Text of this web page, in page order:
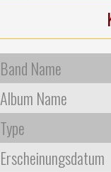
Band Name
Album Name
Type
Erscheinungsdatum